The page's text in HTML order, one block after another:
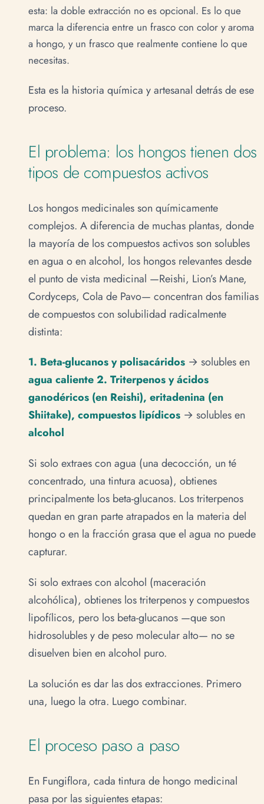
esta: la doble extracción no es opcional. Es lo que
marca la diferencia entre un frasco con color y aroma
a hongo, y un frasco que realmente contiene lo que
necesitas.
Esta es la historia química y artesanal detrás de ese
proceso.
El problema: los hongos tienen dos
tipos de compuestos activos
Los hongos medicinales son químicamente
complejos. A diferencia de muchas plantas, donde
la mayoría de los compuestos activos son solubles
en agua o en alcohol, los hongos relevantes desde
el punto de vista medicinal —Reishi, Lion’s Mane,
Cordyceps, Cola de Pavo— concentran dos familias
de compuestos con solubilidad radicalmente
distinta:
1. Beta-glucanos y polisacáridos → solubles en
agua caliente2. Triterpenos y ácidos
ganodéricos (en Reishi), eritadenina (en
Shiitake), compuestos lipídicos → solubles en
alcohol
Si solo extraes con agua (una decocción, un té
concentrado, una tintura acuosa), obtienes
principalmente los beta-glucanos. Los triterpenos
quedan en gran parte atrapados en la materia del
hongo o en la fracción grasa que el agua no puede
capturar.
Si solo extraes con alcohol (maceración
alcohólica), obtienes los triterpenos y compuestos
lipofílicos, pero los beta-glucanos —que son
hidrosolubles y de peso molecular alto— no se
disuelven bien en alcohol puro.
La solución es dar las dos extracciones. Primero
una, luego la otra. Luego combinar.
El proceso paso a paso
En Fungiflora, cada tintura de hongo medicinal
pasa por las siguientes etapas: